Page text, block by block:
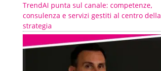
TrendAI punta sul canale: competenze,
consulenza e servizi gestiti al centro della
strategia